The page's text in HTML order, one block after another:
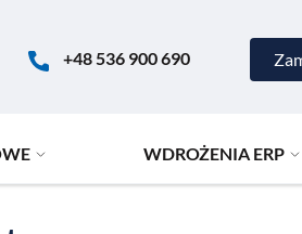
+48 536 900 690
WDROŻENIA ERP